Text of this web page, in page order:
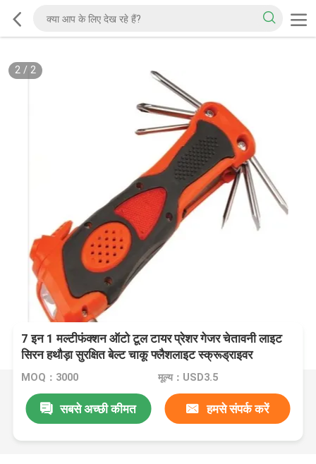
2/ 2
7 इन 1 मल्टीफंक्शन ऑटो टूल टायर प्रेशर गेजर चेतावनी लाइट
सिरन हथौड़ा सुरक्षित बेल्ट चाकू फ्लैशलाइट स्क्रूड्राइवर
MOQ：3000 मूल्य：USD3.5
सबसे अच्छी कीमत हमसे संपर्क करें